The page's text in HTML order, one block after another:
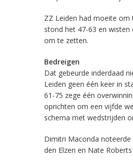
ZZ Leiden had moeite
stond het 47-63 en
om te zetten.
Bedreigen
Dat gebeurde inderdaad
Leiden geen één keer in
61-75 zege één
oprichten om een vijfde
schema met wedstrijden
Dimitri Maconda
den Elzen en Nate